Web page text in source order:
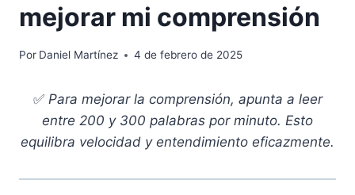
mejorar mi comprensión
Por Daniel Martínez 4 de febrero de 2025
✅ Para mejorar la comprensión, apunta a leer
entre 200 y 300 palabras por minuto. Esto
equilibra velocidad y entendimiento eficazmente.